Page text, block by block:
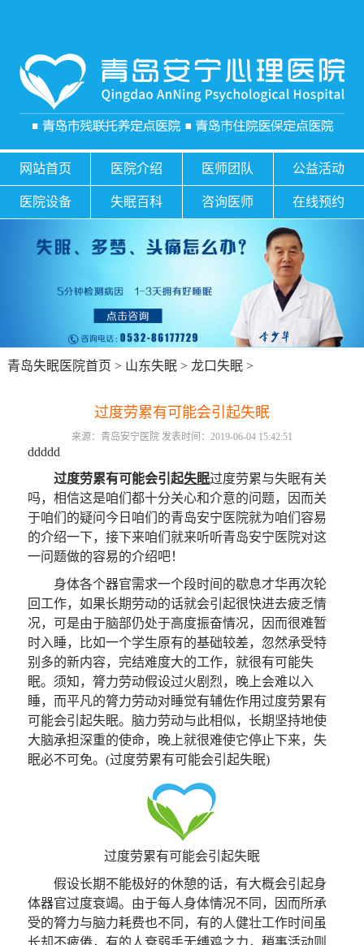
网站首页 医院介绍 医师团队 公益活动
医院设备 失眠百科 咨询医师 在线预约
青岛失眠医院首页 > 山东失眠> 龙口失眠>
过度劳累有可能会引起失眠
来源：青岛安宁医院 发表时间：2019-06-04 15:42:51
ddddd
过度劳累有可能会引起失眠过度劳累与失眠有关
吗，相信这是咱们都十分关心和介意的问题，因而关
于咱们的疑问今日咱们的青岛安宁医院就为咱们容易
的介绍一下，接下来咱们就来听听青岛安宁医院对这
一问题做的容易的介绍吧！
身体各个器官需求一个段时间的歇息才华再次轮
回工作，如果长期劳动的话就会引起很快进去疲乏情
况，可是由于脑部仍处于高度振奋情况，因而很难暂
时入睡，比如一个学生原有的基础较差，忽然承受特
别多的新内容，完结难度大的工作，就很有可能失
眠。须知，膂力劳动假设过火剧烈，晚上会难以入
睡，而平凡的膂力劳动对睡觉有辅佐作用过度劳累有
可能会引起失眠。脑力劳动与此相似，长期坚持地使
大脑承担深重的使命，晚上就很难使它停止下来，失
眠必不可免。(过度劳累有可能会引起失眠)
过度劳累有可能会引起失眠
假设长期不能极好的休憩的话，有大概会引起身
体器官过度衰竭。由于每人身体情况不同，因而所承
受的膂力与脑力耗费也不同，有的人健壮工作时间虽
长却不疲倦，有的人衰弱手无缚鸡之力，稍事活动则